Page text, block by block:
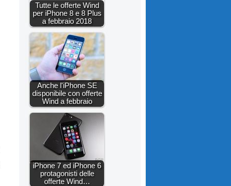
Tutte le offerte Wind
per iPhone 8 e 8 Plus
a febbraio 2018
Anche l'iPhone SE
disponibile con offerte
Wind a febbraio
iPhone 7 ed iPhone 6
protagonisti delle
offerte Wind…